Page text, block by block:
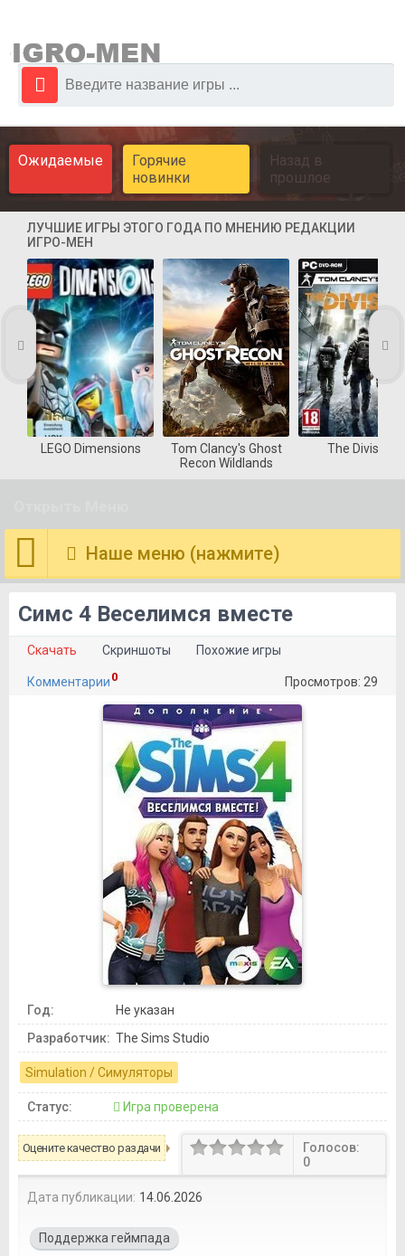
Ожидаемые
Горячие
новинки
Назад в
прошлое
ЛУЧШИЕ ИГРЫ ЭТОГО ГОДА ПО МНЕНИЮ РЕДАКЦИИ
ИГРО-МЕН
LEGO Dimensions
Tom Clancy's Ghost
Recon Wildlands
The Division
Наше меню (нажмите)
Симс 4 Веселимся вместе
Скачать Скриншоты Похожие игры
Комментарии 0 Просмотров: 29
Год:
Не указан
Разработчик: The Sims Studio
Simulation / Симуляторы
Статус: Игра проверена
Оцените качество раздачи
Голосов:
0
Дата публикации: 14.06.2026
Поддержка геймпада